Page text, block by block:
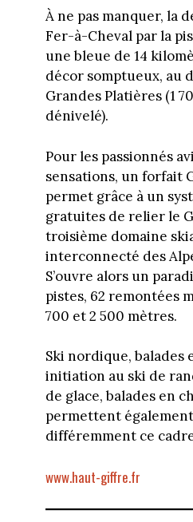
À ne pas manquer, la
Fer-à-Cheval par la
une bleue de 14
décor somptueux, au
Grandes Platières (1
dénivelé).
Pour les passionnés
sensations, un forfait
permet grâce à un
gratuites de relier le
troisième domaine
interconnecté des
S’ouvre alors un
pistes, 62 remontées
700 et 2 500 mètres.
Ski nordique, balades
initiation au ski de
de glace, balades en
permettent
différemment ce
www.haut-giffre.fr